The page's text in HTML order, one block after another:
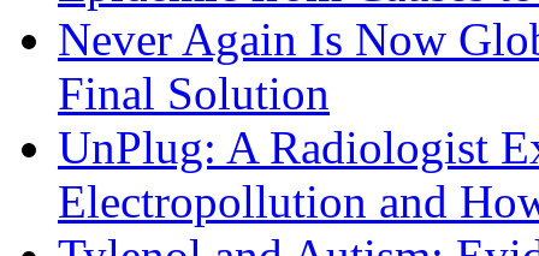
Never Again Is Now
Final Solution
UnPlug: A Radiologist
Electropollution and